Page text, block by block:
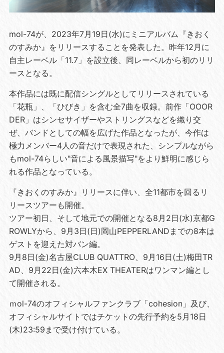
mol-74が、2023年7月19日(水)にミニアルバム『きおく
のすみか』をリリースすることを発表した。昨年12月に
自主レーベル「11.7」を設立後、同レーベルから初のリリ
ースとなる。
本作品には既に配信シングルとしてリリースされている
「花瓶」、「ひびき」を含む全7曲を収録。前作「OOOR
DER」はシンセサイザーやストリングスなどを織り交
ぜ、バンドとしての幅を広げた作品となったが、今作は
極力メンバー4人の音だけで表現された、シンプルながら
もmol-74らしい"音による風景描写"をより鮮明に感じら
れる作品となっている。
『きおくのすみか』リリースに伴い、全11都市を回るリ
リースツアーも開催。
ツアー初日、そして地元での開催となる8月2日(水)京都G
ROWLYから、9月3日(日)岡山PEPPERLANDまでの8本は
ゲストを迎えた対バン編。
9月8日(金)名古屋CLUB QUATTRO、9月16日(土)梅田TR
AD、9月22日(金)六本木EX THEATERはワンマン編とし
て開催される。
ｍol-74のオフィシャルファンクラブ「cohesion」及び、
オフィシャルサイトではチケットの先行予約を5月18日
(木)23:59まで受け付けている。